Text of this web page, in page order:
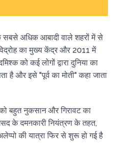
सबसे अधिक आबादी वाले शहरों में से
का मुख्य केंद्र और 2011 में
को कई लोगों द्वारा दुनिया का
है और इसे "पूर्व का मोती" कहा जाता
बहुत नुकसान और गिरावट का
के दमनकारी नियंत्रण के तहत,
की यात्रा फिर से शुरू हो गई है